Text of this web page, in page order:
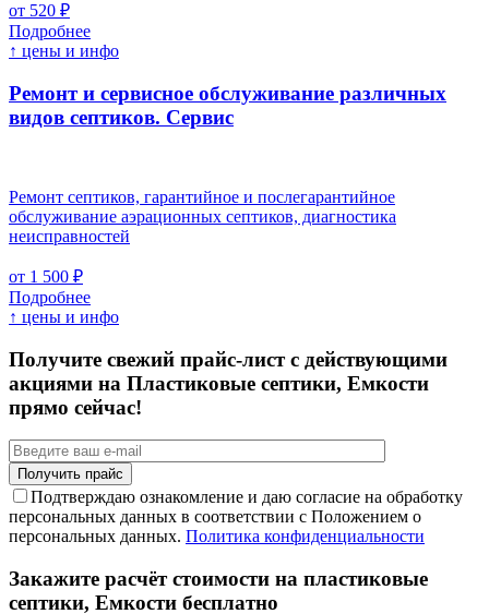
от 520 ₽
Подробнее
↑ цены и инфо
Ремонт и сервисное обслуживание различных
видов септиков. Сервис
Ремонт септиков, гарантийное и послегарантийное
обслуживание аэрационных септиков, диагностика
неисправностей
от 1 500 ₽
Подробнее
↑ цены и инфо
Получите свежий прайс-лист с действующими
акциями на Пластиковые септики, Емкости
прямо сейчас!
Подтверждаю ознакомление и даю согласие на обработку
персональных данных в соответствии с Положением о
персональных данных. Политика конфиденциальности
Закажите расчёт стоимости на пластиковые
септики, Емкости бесплатно